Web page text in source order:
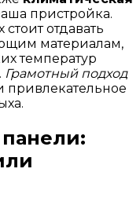
пристройка.
отдавать
материалам,
температур
Грамотный подход
привлекательное